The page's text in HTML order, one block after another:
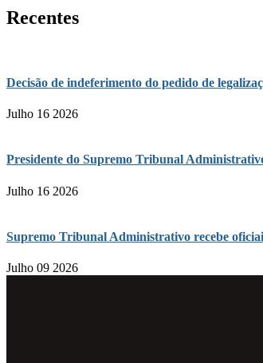
Recentes
Decisão de indeferimento do pedido de
Julho 16 2026
Presidente do Supremo Tribunal
Julho 16 2026
Supremo Tribunal Administrativo recebe
Julho 09 2026